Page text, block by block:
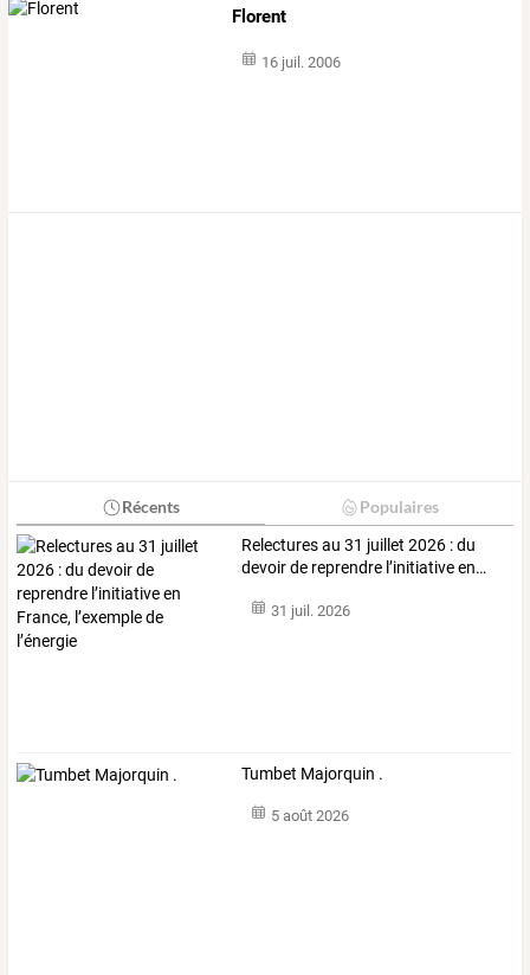
Florent
16 juil. 2006
Récents Populaires
Relecturesau 31 juillet 2026 :du
devoirde reprendre l’initiativeen…
31 juil. 2026
Tumbet Majorquin .
5 août 2026